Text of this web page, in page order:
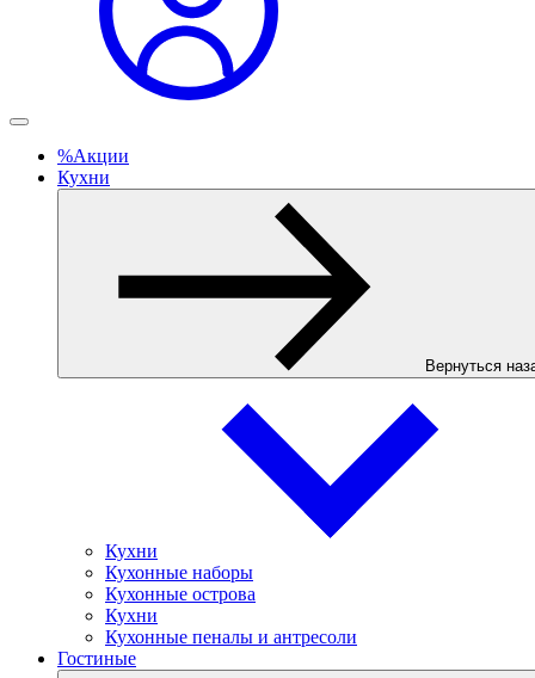
%Акции
Кухни
Вернуться
Кухни
Кухонные наборы
Кухонные острова
Кухни
Кухонные пеналы и антресоли
Гостиные